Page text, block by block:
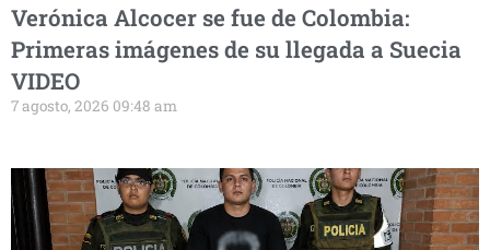
Verónica Alcocer se fue de Colombia:
Primeras imágenes de su llegada a Suecia
VIDEO
7 agosto, 2026 09:48 am